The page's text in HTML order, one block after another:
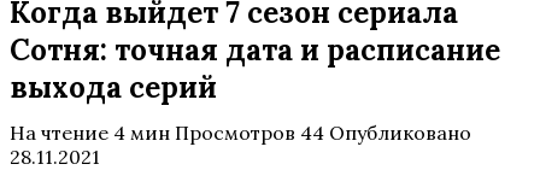
Когда выйдет 7 сезон сериала
Сотня: точная дата и расписание
выхода серий
На чтение 4 мин Просмотров 44 Опубликовано
28.11.2021